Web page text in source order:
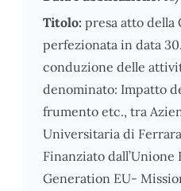
Titolo: presa atto della
perfezionata in data
conduzione delle
denominato: Impatto
frumento etc., tra
Universitaria di
Finanziato dall’Unione
Generation EU-